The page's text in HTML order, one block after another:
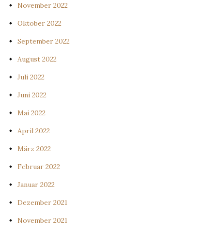
November 2022
Oktober 2022
September 2022
August 2022
Juli 2022
Juni 2022
Mai 2022
April 2022
März 2022
Februar 2022
Januar 2022
Dezember 2021
November 2021